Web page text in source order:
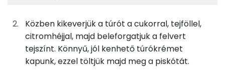
5gcukor
19 kcal
6g finomliszt
23 kcal
Foszfor
Cink
Közben kikeverjük a túrót a cukorral, tejföllel,
citromhéjjal, majd beleforgatjuk a felvert
tejszínt. Könnyű, jól kenhető túrókrémet
kapunk, ezzel töltjük majd meg a piskótát.